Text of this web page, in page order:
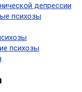
депрессии
психозы
психозы